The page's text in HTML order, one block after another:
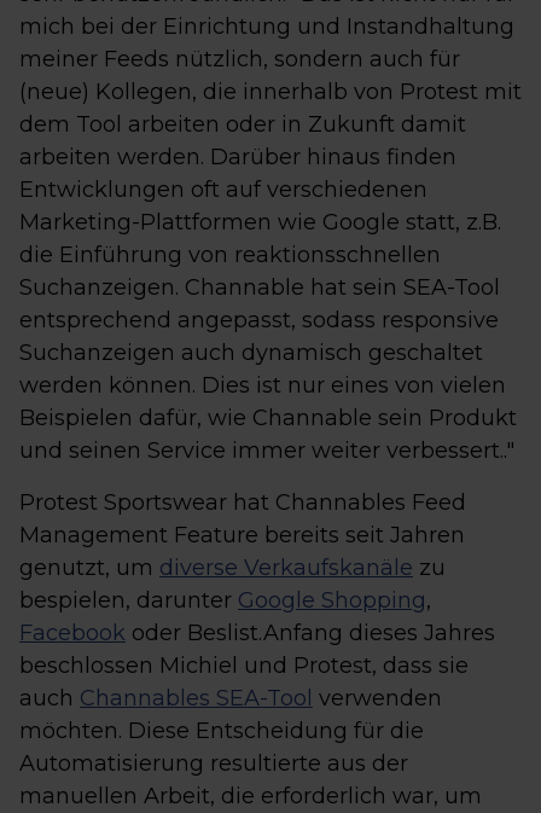
mich bei der Einrichtung und Instandhaltung
meiner Feeds nützlich, sondern auch für
(neue) Kollegen, die innerhalb von Protest mit
dem Tool arbeiten oder in Zukunft damit
arbeiten werden. Darüber hinaus finden
Entwicklungen oft auf verschiedenen
Marketing-Plattformen wie Google statt, z.B.
die Einführung von reaktionsschnellen
Suchanzeigen. Channable hat sein SEA-Tool
entsprechend angepasst, sodass responsive
Suchanzeigen auch dynamisch geschaltet
werden können. Dies ist nur eines von vielen
Beispielen dafür, wie Channable sein Produkt
und seinen Service immer weiter verbessert.."
Protest Sportswear hat Channables Feed
Management Feature bereits seit Jahren
genutzt, um diverse Verkaufskanäle zu
bespielen, darunter Google Shopping,
Facebook oder Beslist.Anfang dieses Jahres
beschlossen Michiel und Protest, dass sie
auch Channables SEA-Tool verwenden
möchten. Diese Entscheidung für die
Automatisierung resultierte aus der
manuellen Arbeit, die erforderlich war, um